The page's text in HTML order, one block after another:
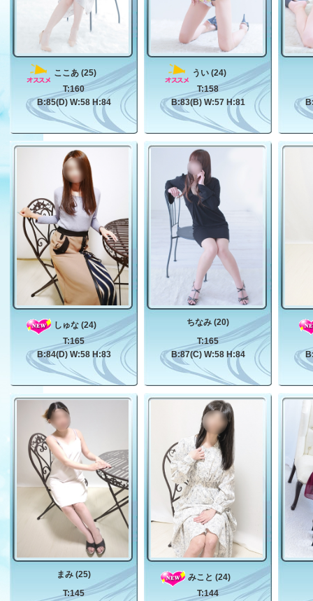
ここあ (25)
T:160
B:85(D) W:58 H:84
うい (24)
T:158
B:83(B) W:57 H:81
しゅな (24)
T:165
B:84(D) W:58 H:83
ちなみ (20)
T:165
B:87(C) W:58 H:84
まみ (25)
T:145
みこと (24)
T:144